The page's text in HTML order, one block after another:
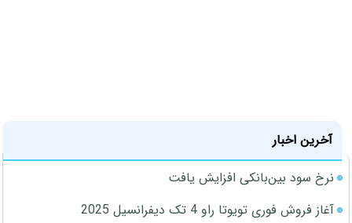
آخرین اخبار
نرخ سود بین‌بانکی افزایش یافت
آغاز فروش فوری تویوتا راو 4 تک دیفرانسیل 2025